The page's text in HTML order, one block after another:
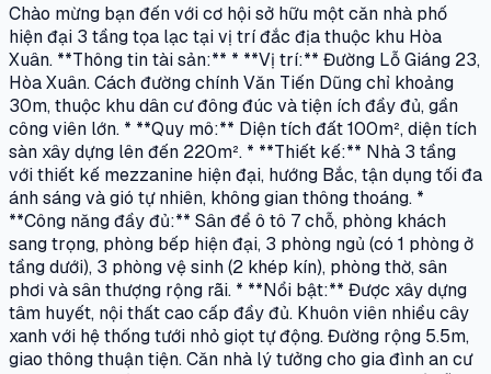
Chào mừng bạn đến với cơ hội sở hữu một căn nhà phố
hiện đại 3 tầng tọa lạc tại vị trí đắc địa thuộc khu Hòa
Xuân. **Thông tin tài sản:** * **Vị trí:** Đường Lỗ Giáng 23,
Hòa Xuân. Cách đường chính Văn Tiến Dũng chỉ khoảng
30m, thuộc khu dân cư đông đúc và tiện ích đầy đủ, gần
công viên lớn. * **Quy mô:** Diện tích đất 100m², diện tích
sàn xây dựng lên đến 220m². * **Thiết kế:** Nhà 3 tầng
với thiết kế mezzanine hiện đại, hướng Bắc, tận dụng tối đa
ánh sáng và gió tự nhiên, không gian thông thoáng. *
**Công năng đầy đủ:** Sân để ô tô 7 chỗ, phòng khách
sang trọng, phòng bếp hiện đại, 3 phòng ngủ (có 1 phòng ở
tầng dưới), 3 phòng vệ sinh (2 khép kín), phòng thờ, sân
phơi và sân thượng rộng rãi. * **Nổi bật:** Được xây dựng
tâm huyết, nội thất cao cấp đầy đủ. Khuôn viên nhiều cây
xanh với hệ thống tưới nhỏ giọt tự động. Đường rộng 5.5m,
giao thông thuận tiện. Căn nhà lý tưởng cho gia đình an cư